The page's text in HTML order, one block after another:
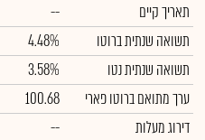
תאריך קיים
--
תשואה שנתית ברוטו
4.48%
תשואה שנתית נטו
3.58%
ערך מתואם ברוטו פארי
100.68
דירוג מעלות
--